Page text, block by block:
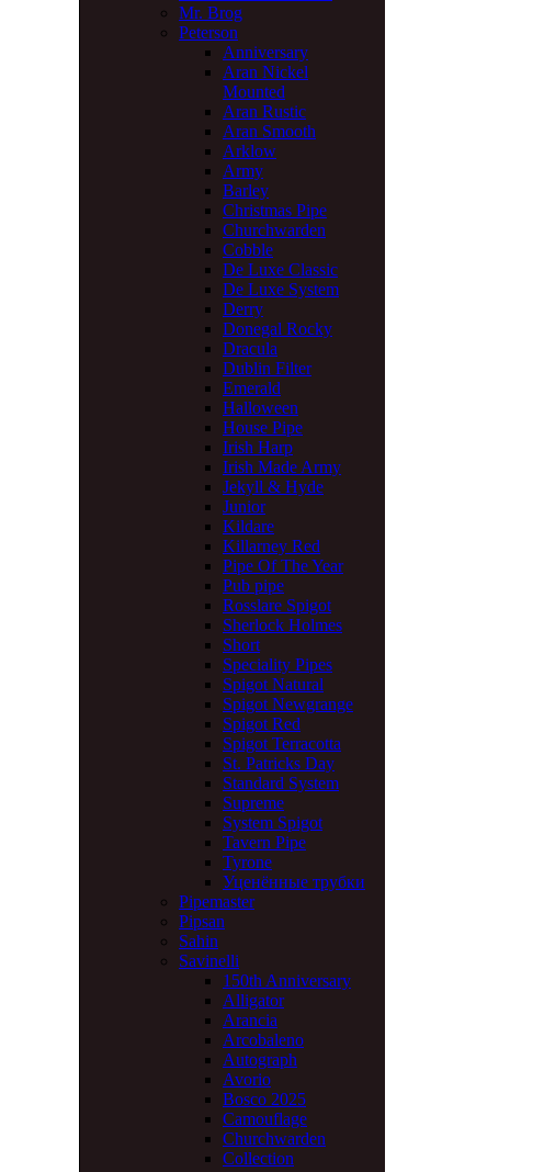
Mr. Brog
Peterson
Anniversary
Aran Nickel
Mounted
Aran Rustic
Aran Smooth
Arklow
Army
Barley
Christmas Pipe
Churchwarden
Cobble
De Luxe Classic
De Luxe System
Derry
Donegal Rocky
Dracula
Dublin Filter
Emerald
Halloween
House Pipe
Irish Harp
Irish Made Army
Jekyll & Hyde
Junior
Kildare
Killarney Red
Pipe Of The Year
Pub pipe
Rosslare Spigot
Sherlock Holmes
Short
Speciality Pipes
Spigot Natural
Spigot Newgrange
Spigot Red
Spigot Terracotta
St. Patricks Day
Standard System
Supreme
System Spigot
Tavern Pipe
Tyrone
Уценённые трубки
Pipemaster
Pipsan
Sahin
Savinelli
150th Anniversary
Alligator
Arancia
Arcobaleno
Autograph
Avorio
Bosco 2025
Camouflage
Churchwarden
Collection